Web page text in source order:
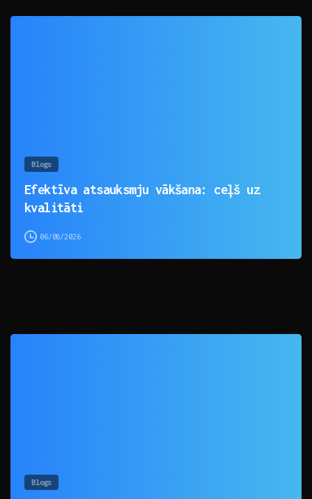
Blogs
Efektīva atsauksmju vākšana: ceļš uz
kvalitāti
06/08/2026
Blogs